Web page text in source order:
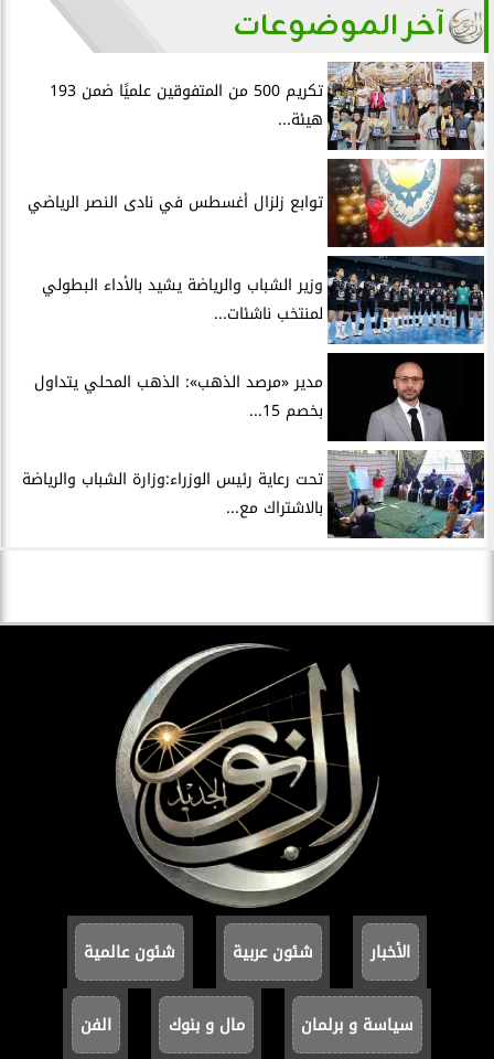
آخر الموضوعات
تكريم 500 من المتفوقين علميًا ضمن 193
هيئة...
توابع زلزال أغسطس في نادى النصر الرياضي
وزير الشباب والرياضة يشيد بالأداء البطولي
لمنتخب ناشئات...
مدير «مرصد الذهب»: الذهب المحلي يتداول
بخصم 15...
تحت رعاية رئيس الوزراء:وزارة الشباب والرياضة
بالاشتراك مع...
الأخبار شئون عربية شئون عالمية
سياسة و برلمان مال و بنوك الفن